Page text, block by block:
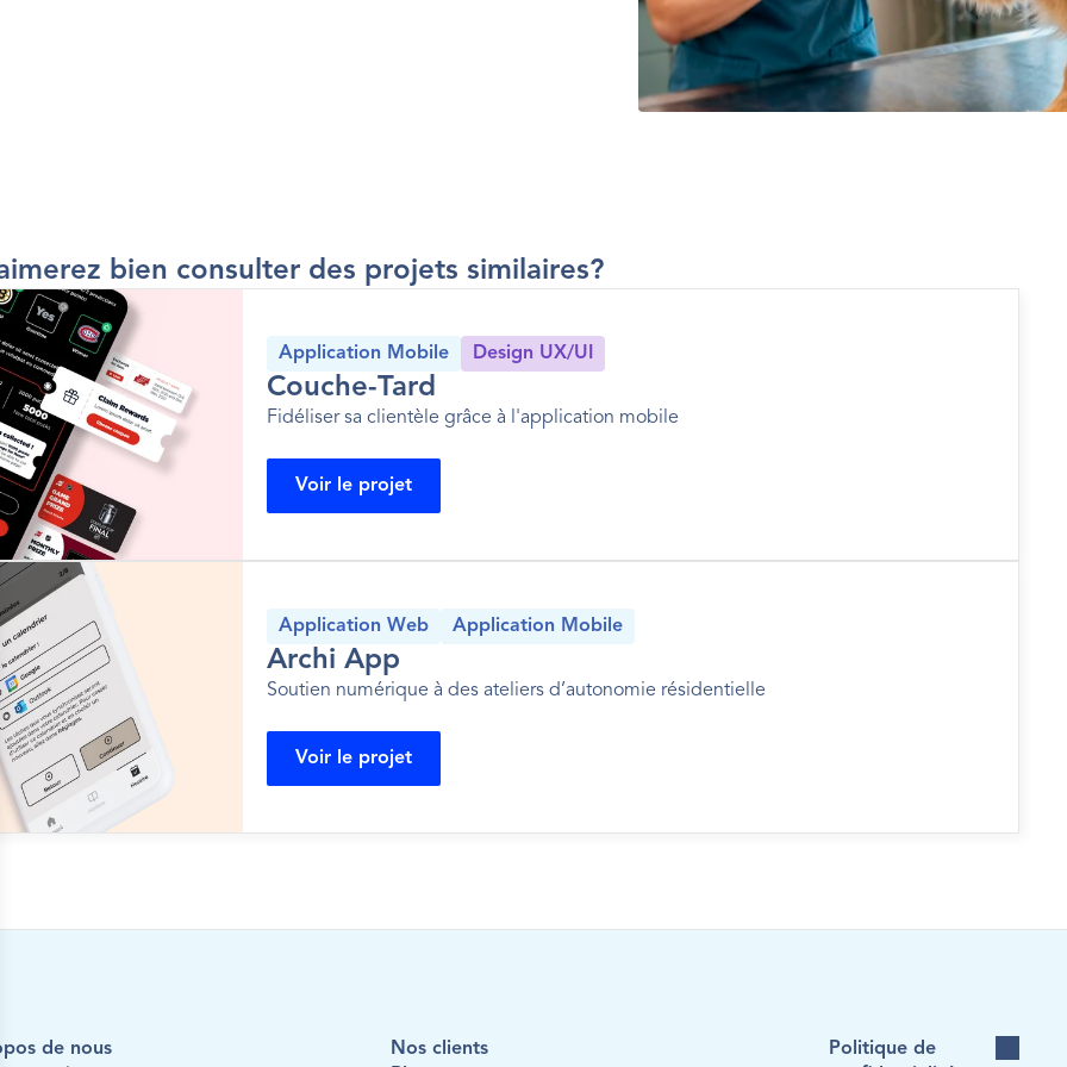
bien consulter des projets similaires?
Application Mobile Design UX/UI
Couche-Tard
Fidéliser sa clientèle grâce à l'application mobile
Voir le projet
Application Web Application Mobile
Archi App
Soutien numérique à des ateliers d’autonomie résidentielle
Voir le projet
de nous
Nos clients
Politique de